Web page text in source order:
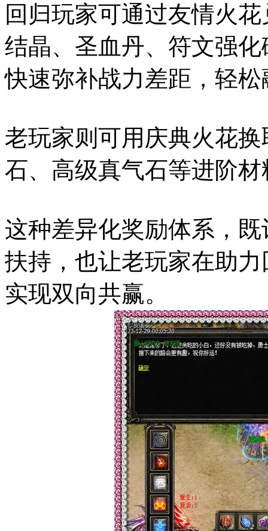
回归玩家可通过友情火
结晶、圣血丹、符文强
快速弥补战力差距，轻
老玩家则可用庆典火花
石、高级真气石等进阶
这种差异化奖励体系，
扶持，也让老玩家在助
实现双向共赢。